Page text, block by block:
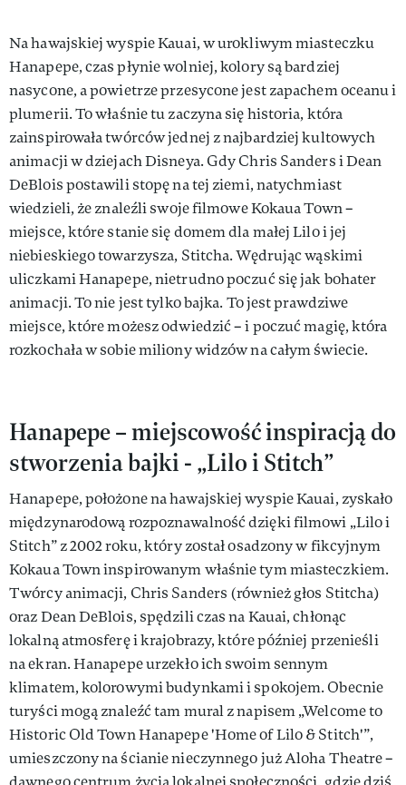
Na hawajskiej wyspie Kauai, w urokliwym miasteczku
Hanapepe, czas płynie wolniej, kolory są bardziej
nasycone, a powietrze przesycone jest zapachem oceanu i
plumerii. To właśnie tu zaczyna się historia, która
zainspirowała twórców jednej z najbardziej kultowych
animacji w dziejach Disneya. Gdy Chris Sanders i Dean
DeBlois postawili stopę na tej ziemi, natychmiast
wiedzieli, że znaleźli swoje filmowe Kokaua Town –
miejsce, które stanie się domem dla małej Lilo i jej
niebieskiego towarzysza, Stitcha. Wędrując wąskimi
uliczkami Hanapepe, nietrudno poczuć się jak bohater
animacji. To nie jest tylko bajka. To jest prawdziwe
miejsce, które możesz odwiedzić – i poczuć magię, która
rozkochała w sobie miliony widzów na całym świecie.
Hanapepe – miejscowość inspiracją do
stworzenia bajki - „Lilo i Stitch”
Hanapepe, położone na hawajskiej wyspie Kauai, zyskało
międzynarodową rozpoznawalność dzięki filmowi „Lilo i
Stitch” z 2002 roku, który został osadzony w fikcyjnym
Kokaua Town inspirowanym właśnie tym miasteczkiem.
Twórcy animacji, Chris Sanders (również głos Stitcha)
oraz Dean DeBlois, spędzili czas na Kauai, chłonąc
lokalną atmosferę i krajobrazy, które później przenieśli
na ekran. Hanapepe urzekło ich swoim sennym
klimatem, kolorowymi budynkami i spokojem. Obecnie
turyści mogą znaleźć tam mural z napisem „Welcome to
Historic Old Town Hanapepe 'Home of Lilo & Stitch'”,
umieszczony na ścianie nieczynnego już Aloha Theatre –